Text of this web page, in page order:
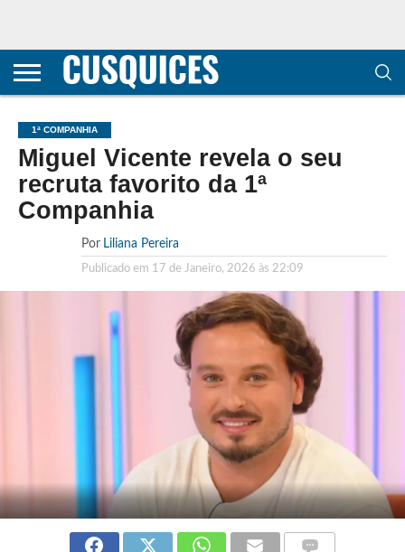
CONTACTOS
HOME
POLÍTICA DE
E COOKIES
SOBRE
TERMOS E
TRANSPARÊNCIA
METODOLOGIA
1ª COMPANHIA
Miguel Vicente revela o seu
recruta favorito da 1ª
Companhia
Por Liliana Pereira
Publicado em 17 de Janeiro, 2026 às 22:09